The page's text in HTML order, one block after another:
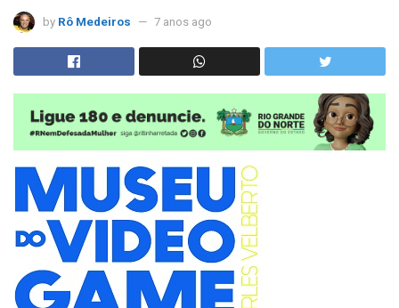
by Rô Medeiros 7 anos ago